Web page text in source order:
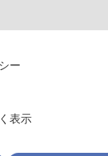
ー
表示